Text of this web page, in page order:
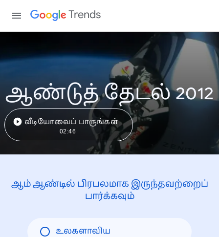
Trends
ஆண்டுத் தேடல் 2012
வீடியோவைப் பாருங்கள்
02:46
ஆம் ஆண்டில் பிரபலமாக இருந்தவற்றைப்
பார்க்கவும்
உலகளாவிய